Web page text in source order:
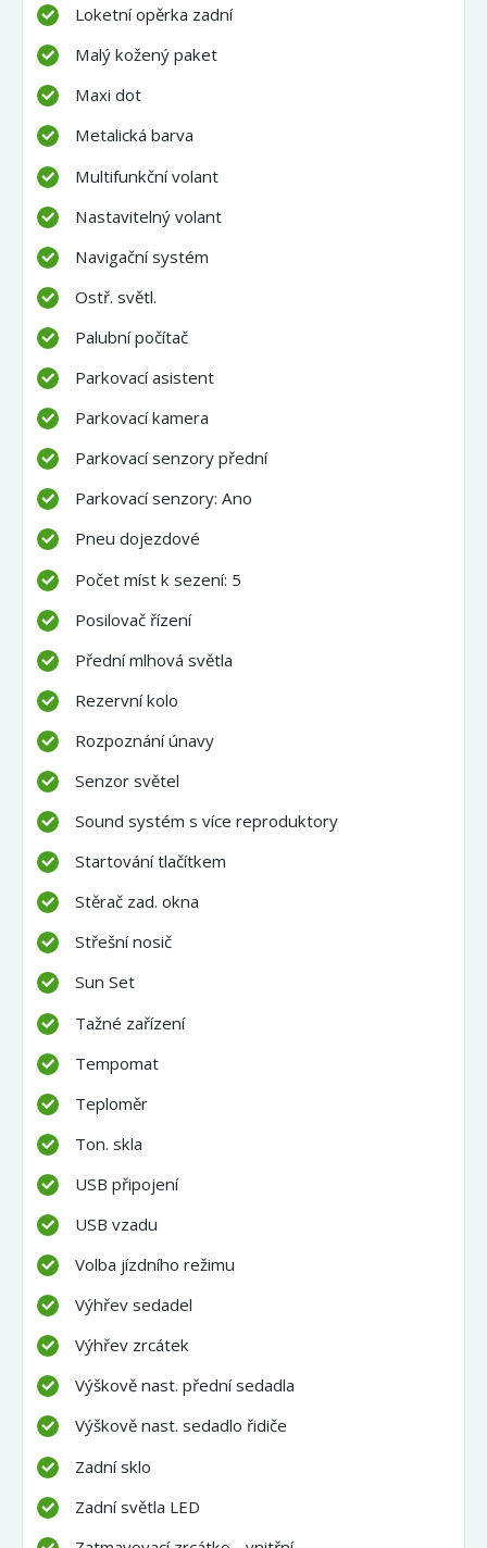
Loketní opěrka zadní
Malý kožený paket
Maxi dot
Metalická barva
Multifunkční volant
Nastavitelný volant
Navigační systém
Ostř. světl.
Palubní počítač
Parkovací asistent
Parkovací kamera
Parkovací senzory přední
Parkovací senzory: Ano
Pneu dojezdové
Počet míst k sezení: 5
Posilovač řízení
Přední mlhová světla
Rezervní kolo
Rozpoznání únavy
Senzor světel
Sound systém s více reproduktory
Startování tlačítkem
Stěrač zad. okna
Střešní nosič
Sun Set
Tažné zařízení
Tempomat
Teploměr
Ton. skla
USB připojení
USB vzadu
Volba jízdního režimu
Výhřev sedadel
Výhřev zrcátek
Výškově nast. přední sedadla
Výškově nast. sedadlo řidiče
Zadní sklo
Zadní světla LED